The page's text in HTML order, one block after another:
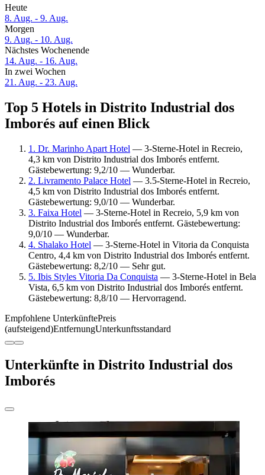
Heute
8. Aug. - 9. Aug.
Morgen
9. Aug. - 10. Aug.
Nächstes Wochenende
14. Aug. - 16. Aug.
In zwei Wochen
21. Aug. - 23. Aug.
Top 5 Hotels in Distrito Industrial dos
Imborés auf einen Blick
1. Dr. Marinho Apart Hotel — 3-Sterne-Hotel in Recreio,
4,3 km von Distrito Industrial dos Imborés entfernt.
Gästebewertung: 9,2/10 — Wunderbar.
2. Livramento Palace Hotel — 3.5-Sterne-Hotel in Recreio,
4,5 km von Distrito Industrial dos Imborés entfernt.
Gästebewertung: 9,0/10 — Wunderbar.
3. Faixa Hotel — 3-Sterne-Hotel in Recreio, 5,9 km von
Distrito Industrial dos Imborés entfernt. Gästebewertung:
9,0/10 — Wunderbar.
4. Shalako Hotel — 3-Sterne-Hotel in Vitoria da Conquista
Centro, 4,4 km von Distrito Industrial dos Imborés entfernt.
Gästebewertung: 8,2/10 — Sehr gut.
5. Ibis Styles Vitoria Da Conquista — 3-Sterne-Hotel in Bela
Vista, 6,5 km von Distrito Industrial dos Imborés entfernt.
Gästebewertung: 8,8/10 — Hervorragend.
Empfohlene UnterkünftePreis
(aufsteigend)EntfernungUnterkunftsstandard
Unterkünfte in Distrito Industrial dos
Imborés